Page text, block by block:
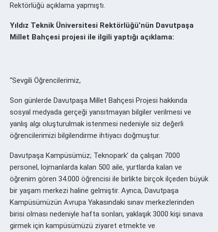
Rektörlüğü açıklama yapmıştı.
Yıldız Teknik Üniversitesi Rektörlüğü’nün Davutpaşa
Millet Bahçesi projesi ile ilgili yaptığı açıklama:
“Sevgili Öğrencilerimiz,
Son günlerde Davutpaşa Millet Bahçesi Projesi hakkında
sosyal medyada gerçeği yansıtmayan bilgiler verilmesi ve
yanlış algı oluşturulmak istenmesi nedeniyle siz değerli
öğrencilerimizi bilgilendirme ihtiyacı doğmuştur.
Davutpaşa Kampüsümüz; Teknopark’ da çalışan 7000
personel, lojmanlarda kalan 500 aile, yurtlarda kalan ve
öğrenim gören 34.000 öğrencisi ile birlikte birçok ilçeden büyük
bir yaşam merkezi haline gelmiştir. Ayrıca, Davutpaşa
Kampüsümüzün Avrupa Yakasındaki sınav merkezlerinden
birisi olması nedeniyle hafta sonları, yaklaşık 3000 kişi sınava
girmek için kampüsümüzü ziyaret etmekte ve